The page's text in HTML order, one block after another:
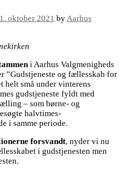
1. oktober 2021 byAarhus
i Aarhus Valgmenigheds
”Gudstjeneste og fællesskab for
helt små under vinterens
gudstjeneste fyldt med
– som børne- og
halvtimes-
i samme periode.
forsvandt, nyder vi nu
i gudstjenesten men